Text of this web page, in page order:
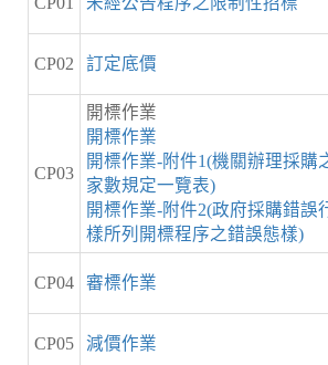
CP02 訂定底價
CP03
開標作業
開標作業
開標作業-附件1(機關辦理採購
家數規定一覽表)
開標作業-附件2(政府採購錯誤
樣所列開標程序之錯誤態樣)
CP04 審標作業
CP05 減價作業